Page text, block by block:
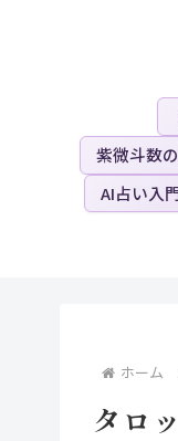
紫微斗数
AI占い入
ホーム
タロ